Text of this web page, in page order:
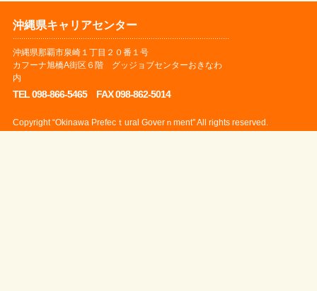
沖縄県キャリアセンター
沖縄県那覇市泉崎１丁目２０番１号
カフーナ旭橋A街区６階 グッジョブセンターおきなわ
内
TEL 098-866-5465 FAX 098-862-5014
Copyright “Okinawa Prefecｔural Goverｎment” All rights reserved.